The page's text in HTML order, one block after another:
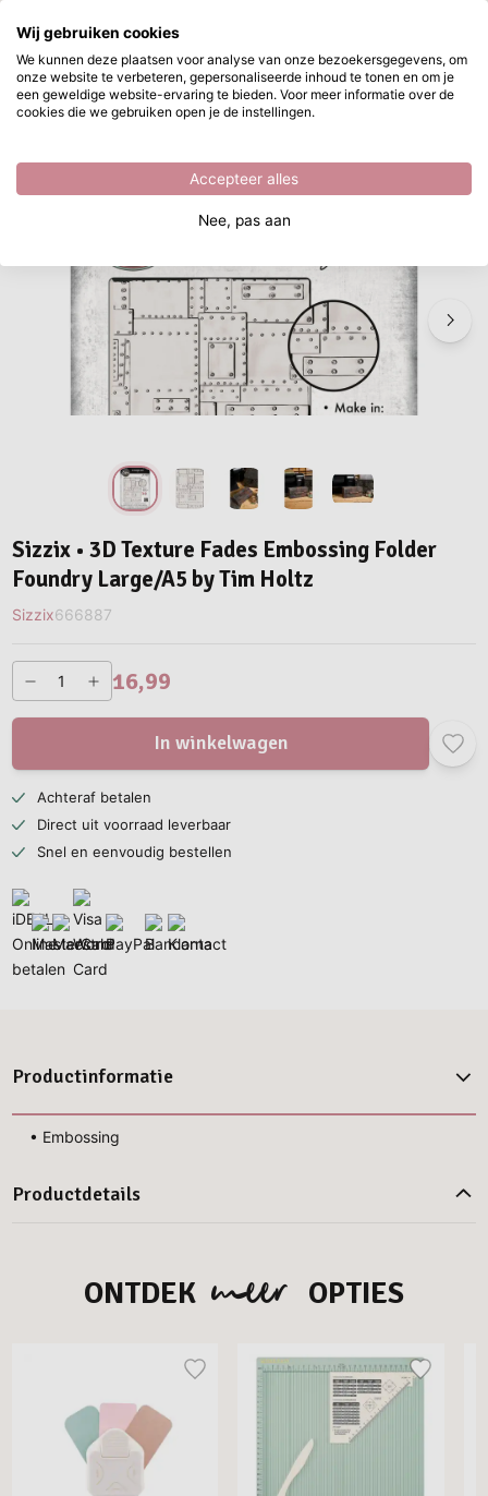
Ga naar hoofdinhoud
Direct uit voorraad leverbaar Sizzix • 3D Texture Fades Embossing Folder Foundry Large/A5 by Tim Holtz
/ Sizzix Chapter 3 2025 /
Sizzix • 3D Texture Fades Embossing Folder
Foundry Large/A5 by Tim Holtz
Sizzix666887
16,99
In winkelwagen
Achteraf betalen
Direct uit voorraad leverbaar
Snel en eenvoudig bestellen
Productinformatie
• Embossing
Productdetails
ONTDEK meer OPTIES
Waar ben je naar op zoek?
Wij gebruiken cookies
We kunnen deze plaatsen voor analyse van onze bezoekersgegevens, om
onze website te verbeteren, gepersonaliseerde inhoud te tonen en om je
een geweldige website-ervaring te bieden. Voor meer informatie over de
cookies die we gebruiken open je de instellingen.
Accepteer alles
Nee, pas aan